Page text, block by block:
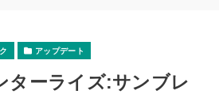
アップデート
ターライズ:サンブレ